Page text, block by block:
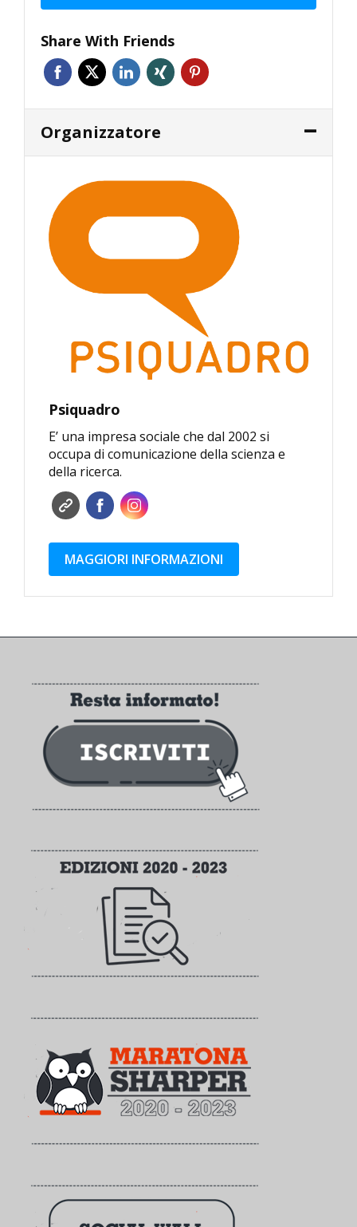
Share With Friends
Organizzatore
Psiquadro
E’ una impresa sociale che dal 2002 si
occupa di comunicazione della scienza e
della ricerca.
MAGGIORI INFORMAZIONI